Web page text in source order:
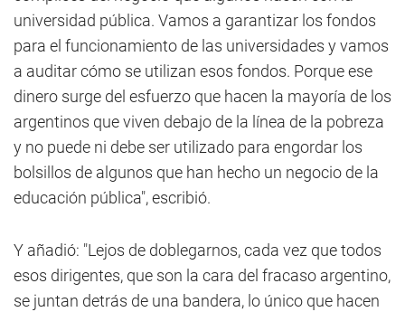
universidad pública. Vamos a garantizar los fondos
para el funcionamiento de las universidades y vamos
a auditar cómo se utilizan esos fondos. Porque ese
dinero surge del esfuerzo que hacen la mayoría de los
argentinos que viven debajo de la línea de la pobreza
y no puede ni debe ser utilizado para engordar los
bolsillos de algunos que han hecho un negocio de la
educación pública", escribió.
Y añadió: "Lejos de doblegarnos, cada vez que todos
esos dirigentes, que son la cara del fracaso argentino,
se juntan detrás de una bandera, lo único que hacen